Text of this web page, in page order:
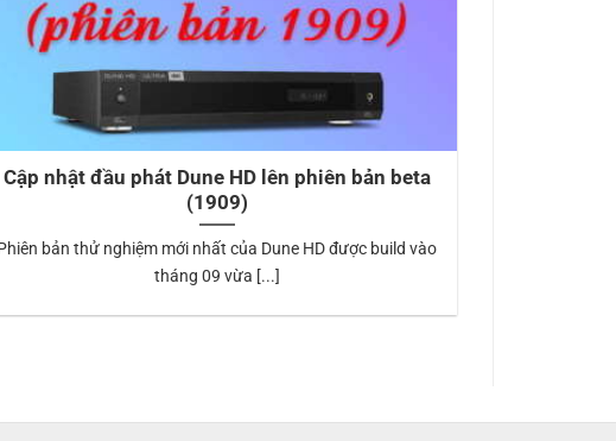
Cập nhật đầu phát Dune HD lên phiên bản beta
(1909)
bản thử nghiệm mới nhất của Dune HD được build vào
tháng 09 vừa [...]